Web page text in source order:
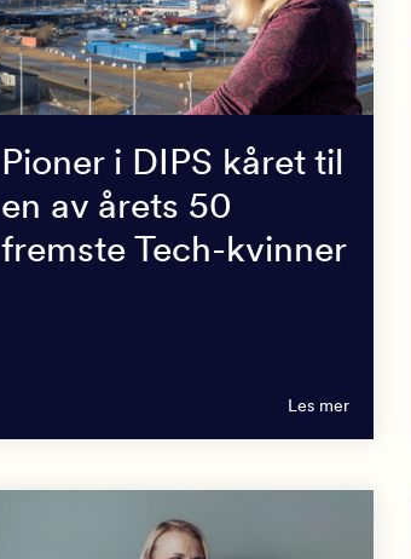
Pioner i DIPS kåret til
en av årets 50
fremste Tech-kvinner
Les mer